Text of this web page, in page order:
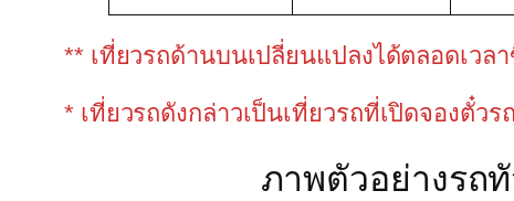
** เที่ยวรถด้านบนเปลี่ยนแปลงได้ตลอดเว
* เที่ยวรถดังกล่าวเป็นเที่ยวรถที่เปิดจองตั๋
ภาพตัวอย่างรถ